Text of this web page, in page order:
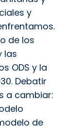
y
de los
las
ODS y la
Debatir
a cambiar:
de